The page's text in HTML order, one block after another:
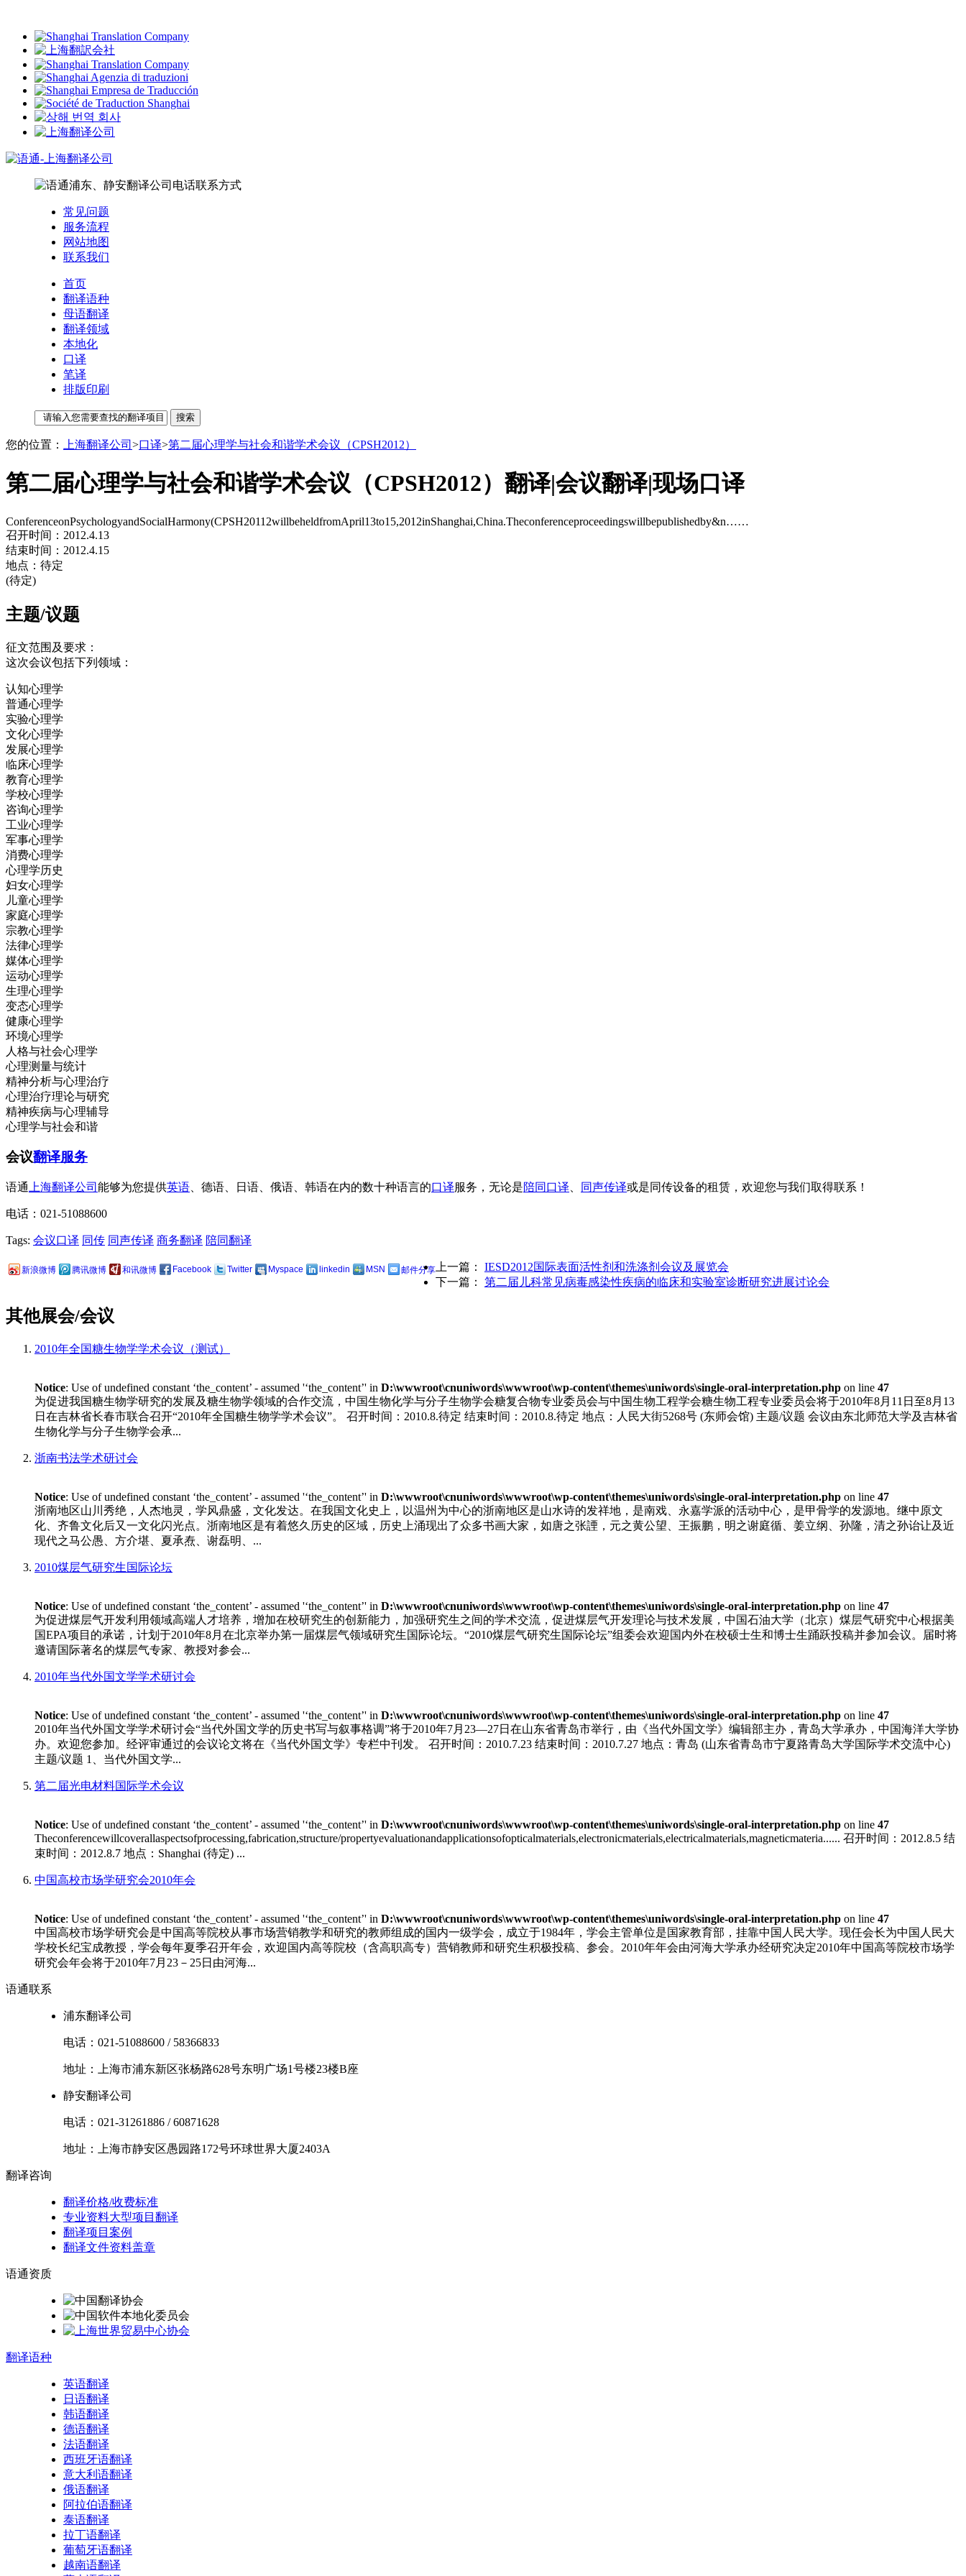
常见问题
服务流程
网站地图
联系我们
首页
翻译语种
母语翻译
翻译领域
本地化
口译
笔译
排版印刷
您的位置： 上海翻译公司 >口译>第二届心理学与社会和谐学术会议（CPSH2012）
第二届心理学与社会和谐学术会议（CPSH2012）翻译|会议翻译|现场口译
ConferenceonPsychologyandSocialHarmony(CPSH20112willbeheldfromApril13to15,2012inShanghai,China.Theconferenceproceedingswillbepublishedby&n……
召开时间：2012.4.13
结束时间：2012.4.15
地点：待定
(待定)
主题/议题
征文范围及要求：
这次会议包括下列领域：
认知心理学
普通心理学
实验心理学
文化心理学
发展心理学
临床心理学
教育心理学
学校心理学
咨询心理学
工业心理学
军事心理学
消费心理学
心理学历史
妇女心理学
儿童心理学
家庭心理学
宗教心理学
法律心理学
媒体心理学
运动心理学
生理心理学
变态心理学
健康心理学
环境心理学
人格与社会心理学
心理测量与统计
精神分析与心理治疗
心理治疗理论与研究
精神疾病与心理辅导
心理学与社会和谐
会议翻译服务
语通 上海翻译公司 能够为您提供英语 、德语、日语、俄语、韩语在内的数十种语言的口译服务，无论是陪同口译 同声传译或是同传设备的租赁，欢迎您与我们取得联系！
电话：021-51088600
Tags: 会议口译 同传 同声传译 商务翻译 陪同翻译
新浪微博 腾讯微博 和讯微博 Facebook Twitter Myspace linkedin MSN 邮件分享 上一篇： IESD2012国际表面活性剂和洗涤剂会议及展览会
下一篇： 第二届儿科常见病毒感染性疾病的临床和实验室诊断研究进展讨论会
其他展会/会议
2010年全国糖生物学学术会议（测试）
Notice: Use of undefined constant ‘the_content’ - assumed '‘the_content’' in D:\wwwroot\cnuniwords\wwwroot\wp-content\themes\uniwords\single-oral-interpretation.php on line 47
为促进我国糖生物学研究的发展及糖生物学领域的合作交流，中国生物化学与分子生物学会糖复合物专业委员会与中国生物工程学会糖生物工程专业委员会将于2010年8月11日至8月13
日在吉林省长春市联合召开“2010年全国糖生物学学术会议”。 召开时间：2010.8.待定 结束时间：2010.8.待定 地点：人民大街5268号 (东师会馆) 主题/议题 会议由东北师范大学及吉林省
生物化学与分子生物学会承...
浙南书法学术研讨会
Notice: Use of undefined constant ‘the_content’ - assumed '‘the_content’' in D:\wwwroot\cnuniwords\wwwroot\wp-content\themes\uniwords\single-oral-interpretation.php on line 47
浙南地区山川秀绝，人杰地灵，学风鼎盛，文化发达。在我国文化史上，以温州为中心的浙南地区是山水诗的发祥地，是南戏、永嘉学派的活动中心，是甲骨学的发源地。继中原文
化、齐鲁文化后又一文化闪光点。浙南地区是有着悠久历史的区域，历史上涌现出了众多书画大家，如唐之张諲，元之黄公望、王振鹏，明之谢庭循、姜立纲、孙隆，清之孙诒让及近
现代之马公愚、方介堪、夏承焘、谢磊明、...
2010煤层气研究生国际论坛
Notice: Use of undefined constant ‘the_content’ - assumed '‘the_content’' in D:\wwwroot\cnuniwords\wwwroot\wp-content\themes\uniwords\single-oral-interpretation.php on line 47
为促进煤层气开发利用领域高端人才培养，增加在校研究生的创新能力，加强研究生之间的学术交流，促进煤层气开发理论与技术发展，中国石油大学（北京）煤层气研究中心根据美
国EPA项目的承诺，计划于2010年8月在北京举办第一届煤层气领域研究生国际论坛。“2010煤层气研究生国际论坛”组委会欢迎国内外在校硕士生和博士生踊跃投稿并参加会议。届时将
邀请国际著名的煤层气专家、教授对参会...
2010年当代外国文学学术研讨会
Notice: Use of undefined constant ‘the_content’ - assumed '‘the_content’' in D:\wwwroot\cnuniwords\wwwroot\wp-content\themes\uniwords\single-oral-interpretation.php on line 47
2010年当代外国文学学术研讨会“当代外国文学的历史书写与叙事格调”将于2010年7月23—27日在山东省青岛市举行，由《当代外国文学》编辑部主办，青岛大学承办，中国海洋大学协
办。欢迎您参加。经评审通过的会议论文将在《当代外国文学》专栏中刊发。 召开时间：2010.7.23 结束时间：2010.7.27 地点：青岛 (山东省青岛市宁夏路青岛大学国际学术交流中心)
主题/议题 1、当代外国文学...
第二届光电材料国际学术会议
Notice: Use of undefined constant ‘the_content’ - assumed '‘the_content’' in D:\wwwroot\cnuniwords\wwwroot\wp-content\themes\uniwords\single-oral-interpretation.php on line 47
Theconferencewillcoverallaspectsofprocessing,fabrication,structure/propertyevaluationandapplicationsofopticalmaterials,electronicmaterials,electricalmaterials,magneticmateria...... 召开时间：2012.8.5 结
束时间：2012.8.7 地点：Shanghai (待定) ...
中国高校市场学研究会2010年会
Notice: Use of undefined constant ‘the_content’ - assumed '‘the_content’' in D:\wwwroot\cnuniwords\wwwroot\wp-content\themes\uniwords\single-oral-interpretation.php on line 47
中国高校市场学研究会是中国高等院校从事市场营销教学和研究的教师组成的国内一级学会，成立于1984年，学会主管单位是国家教育部，挂靠中国人民大学。现任会长为中国人民大
学校长纪宝成教授，学会每年夏季召开年会，欢迎国内高等院校（含高职高专）营销教师和研究生积极投稿、参会。2010年年会由河海大学承办经研究决定2010年中国高等院校市场学
研究会年会将于2010年7月23－25日由河海...
语通联系
浦东翻译公司
电话： 021-51088600 / 58366833
地址： 上海市浦东新区张杨路628号东明广场1号楼23楼B座
静安翻译公司
电话： 021-31261886 /60871628
地址： 上海市静安区愚园路172号环球世界大厦2403A
翻译咨询
翻译价格/收费标准
专业资料大型项目翻译
翻译项目案例
翻译文件资料盖章
语通资质
翻译语种
英语翻译
日语翻译
韩语翻译
德语翻译
法语翻译
西班牙语翻译
意大利语翻译
俄语翻译
阿拉伯语翻译
泰语翻译
拉丁语翻译
葡萄牙语翻译
越南语翻译